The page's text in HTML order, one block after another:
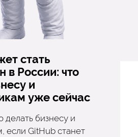
стать
в России: что
и
уже сейчас
делать бизнесу и
если GitHub станет